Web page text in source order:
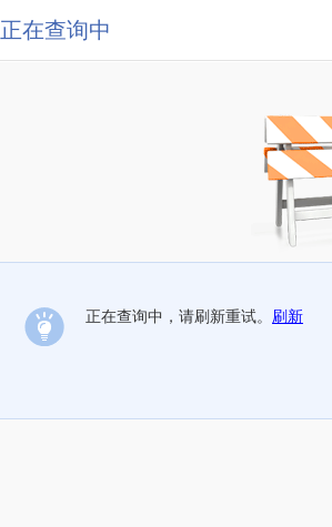
正在查询中
正在查询中，请刷新重试。 刷新